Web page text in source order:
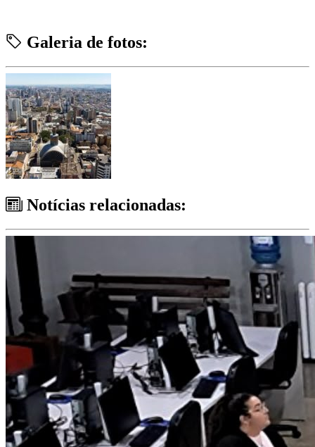
Galeria de fotos:
Notícias relacionadas: